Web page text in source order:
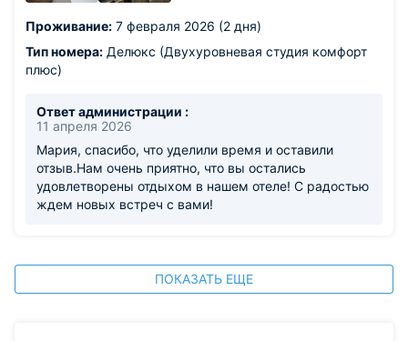
Проживание: 7 февраля 2026 (2 дня)
Тип номера: Делюкс (Двухуровневая студия комфорт
плюс)
Ответ администрации :
11 апреля 2026
Мария, спасибо, что уделили время и оставили
отзыв.Нам очень приятно, что вы остались
удовлетворены отдыхом в нашем отеле! С радостью
ждем новых встреч с вами!
ПОКАЗАТЬ ЕЩЕ